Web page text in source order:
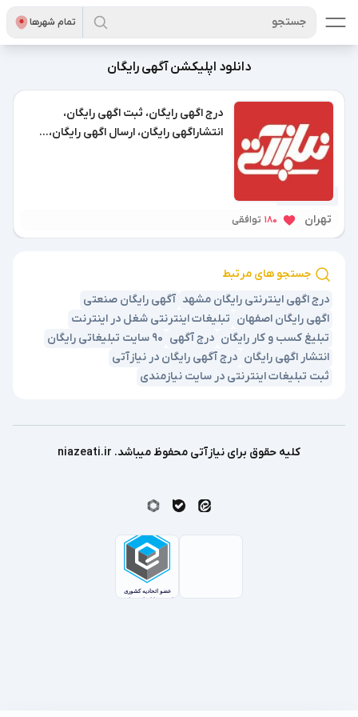
تمام شهر‌ها جستجو
دانلود اپلیکشن آگهی رایگان
درج اگهی رایگان، ثبت اگهی رایگان،
انتشاراگهی رایگان، ارسال اگهی رایگان،...
تهران 180 توافقی
جستجو های مرتبط
درج اگهی اینترنتی رایگان مشهد آگهی رایگان صنعتی
اگهی رایگان اصفهان تبلیغات اینترنتی شغل در اینترنت
تبلیغ کسب و کار رایگان درج آگهی 90 سایت تبلیغاتی رایگان
انتشار اگهی رایگان درج آگهی رایگان در نیازآتی
ثبت تبلیغات اینترنتی در سایت نیازمندی
کلیه حقوق برای نیازآتی محفوظ میباشد. niazeati.ir